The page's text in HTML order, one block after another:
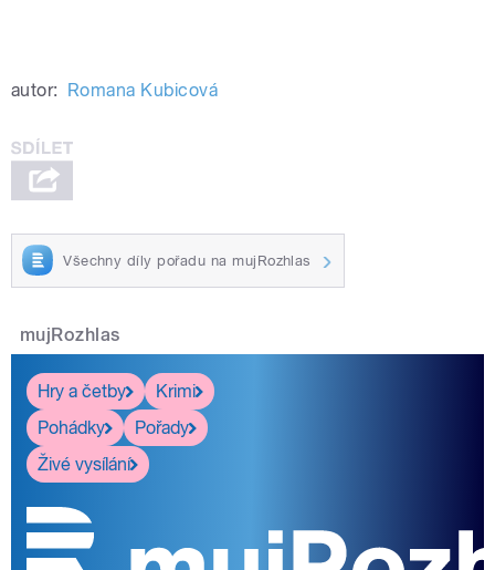
autor: Romana Kubicová
Všechny díly pořadu na mujRozhlas
mujRozhlas
Hry a četby
Krimi
Pohádky
Pořady
Živé vysílání